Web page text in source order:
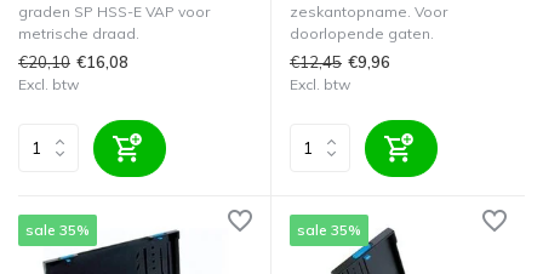
graden SP HSS-E VAP voor
metrische draad.
€20,10 €16,08
Excl. btw
zeskantopname. Voor
doorlopende gaten.
€12,45 €9,96
Excl. btw
sale 35% sale 35%